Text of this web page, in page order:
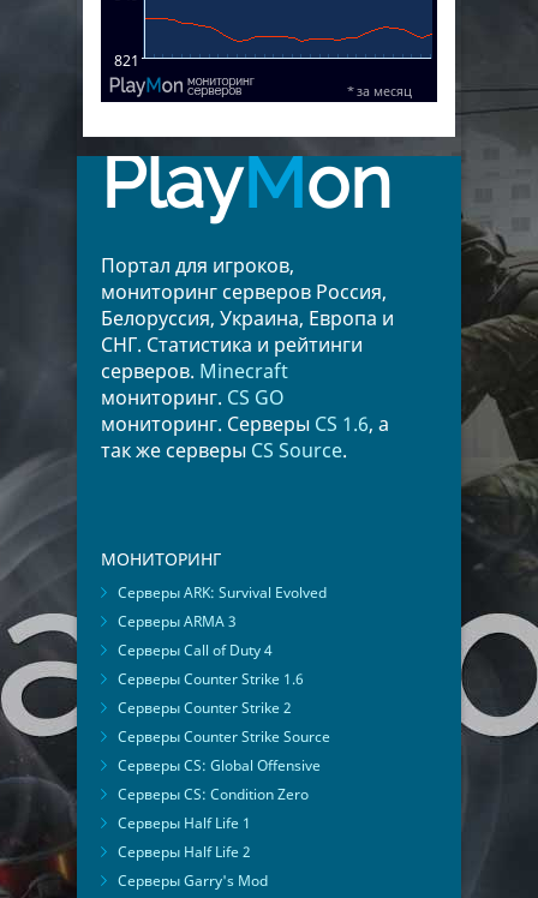
PlayMon
Портал для игроков,
мониторинг серверов Россия,
Белоруссия, Украина, Европа и
СНГ. Статистика и рейтинги
серверов. Minecraft
мониторинг. CS GO
мониторинг. Серверы CS 1.6, а
так же серверы CS Source.
МОНИТОРИНГ
Серверы ARK: Survival Evolved
Серверы ARMA 3
Серверы Call of Duty 4
Серверы Counter Strike 1.6
Серверы Counter Strike 2
Серверы Counter Strike Source
Серверы CS: Global Offensive
Серверы CS: Condition Zero
Серверы Half Life 1
Серверы Half Life 2
Серверы Garry's Mod